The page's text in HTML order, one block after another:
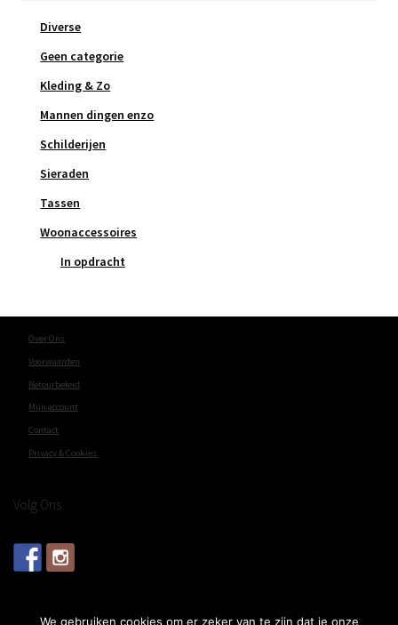
Diverse
Geen categorie
Kleding & Zo
Mannen dingen enzo
Schilderijen
Sieraden
Tassen
Woonaccessoires
In opdracht
Over Ons
Voorwaarden
Retourbeleid
Mijn account
Contact
Privacy & Cookies
Volg Ons
We gebruiken cookies om er zeker van te zijn dat je onze